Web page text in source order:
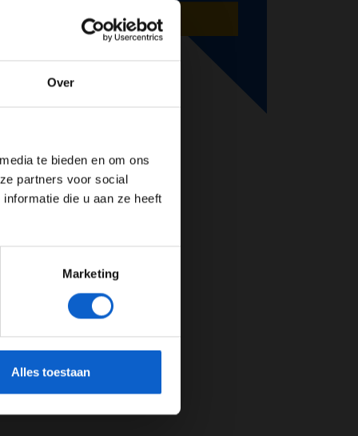
Over
te bieden en om ons
partners voor social
die u aan ze heeft
Marketing
Alles toestaan
AANMELDEN